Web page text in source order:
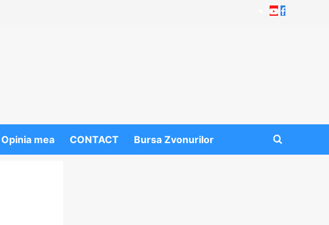
Youtube
Facebook
Opinia mea CONTACT Bursa Zvonurilor